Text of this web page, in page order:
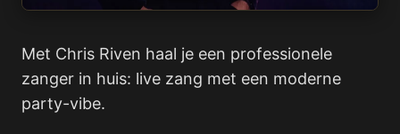
Met Chris Riven haal je een professionele
zanger in huis: live zang met een moderne
party-vibe.